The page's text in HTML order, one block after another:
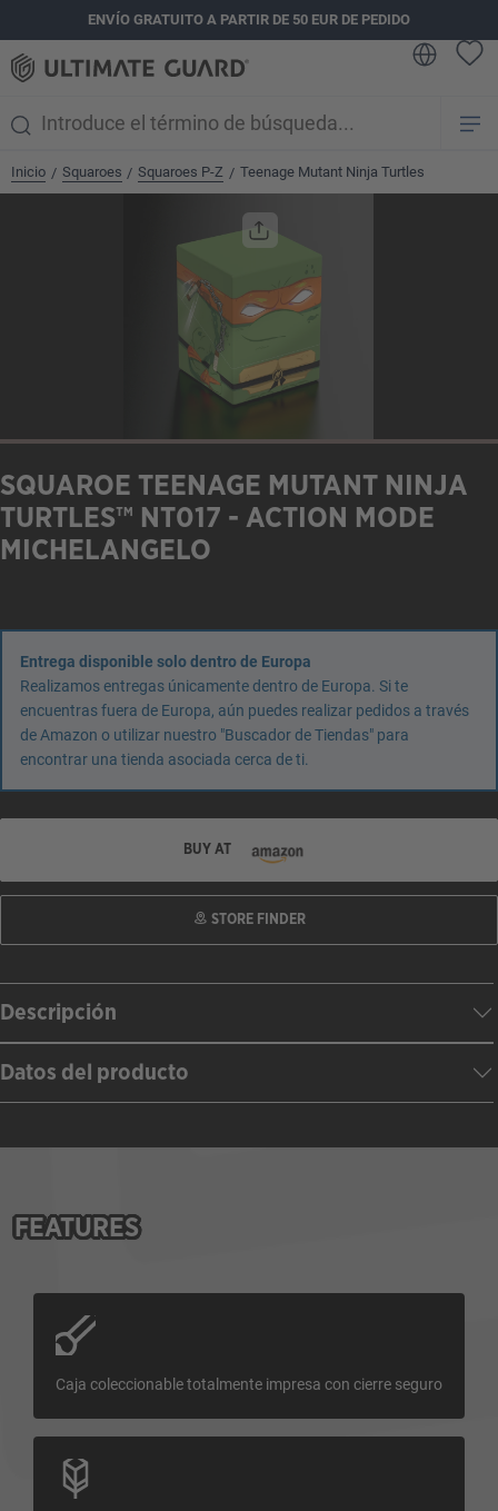
principalENVÍO GRATUITO A PARTIR DE 50 EUR DE PEDIDO
Inicio / Squaroes / Squaroes P-Z / Teenage Mutant Ninja Turtles
SQUAROE TEENAGE MUTANT NINJA
TURTLES™ NT017 - ACTION MODE
MICHELANGELO
Entrega disponible solo dentro de Europa
Realizamos entregas únicamente dentro de Europa. Si te
encuentras fuera de Europa, aún puedes realizar pedidos a través
de Amazon o utilizar nuestro "Buscador de Tiendas" para
encontrar una tienda asociada cerca de ti.
BUY AT
STORE FINDER
Descripción
Datos del producto
FEATURES
Caja coleccionable totalmente impresa con cierre seguro